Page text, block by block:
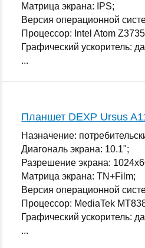
Матрица экрана: IPS;
Версия операционной
Процессор: Intel Atom
Графический ускоритель:
...
Планшет DEXP Ursus
Назначение:
Диагональ экрана: 10.1";
Разрешение экрана:
Матрица экрана: TN+Film;
Версия операционной
Процессор: MediaTek
Графический ускоритель:
...